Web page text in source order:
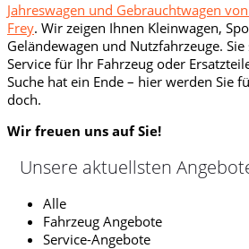
Jahreswagen und Gebrauchtwagen
Frey. Wir zeigen Ihnen Kleinwagen,
Geländewagen und Nutzfahrzeuge.
Service für Ihr Fahrzeug oder
Suche hat ein Ende – hier werden Sie
doch.
Wir freuen uns auf Sie!
Unsere aktuellsten
Alle
Fahrzeug Angebote
Service-Angebote